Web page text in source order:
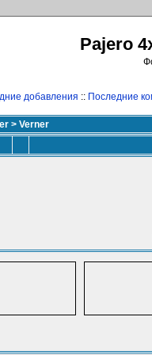
Pajero
добавления :: Последние
> Verner